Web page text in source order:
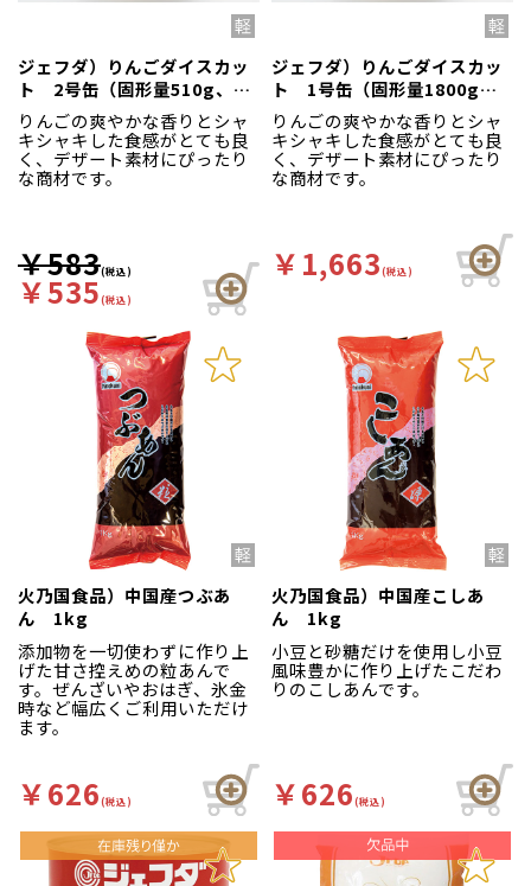
ジェフダ）りんごダイスカッ
ト 2号缶（固形量510g、内
容総量850g）
りんごの爽やかな香りとシャ
キシャキした食感がとても良
く、デザート素材にぴったり
な商材です。
￥583(税込)
￥535(税込)
ジェフダ）りんごダイスカッ
ト 1号缶（固形量1800g、
内容総量3000g）
りんごの爽やかな香りとシャ
キシャキした食感がとても良
く、デザート素材にぴったり
な商材です。
￥1,663(税込)
火乃国食品）中国産つぶあ
ん 1kg
添加物を一切使わずに作り上
げた甘さ控えめの粒あんで
す。ぜんざいやおはぎ、氷金
時など幅広くご利用いただけ
ます。
￥626(税込)
火乃国食品）中国産こしあ
ん 1kg
小豆と砂糖だけを使用し小豆
風味豊かに作り上げたこだわ
りのこしあんです。
￥626(税込)